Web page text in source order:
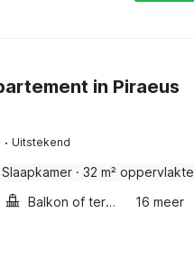
in Piraeus
· Uitstekend
Slaapkamer · 32 m² oppervlakte
Balkon of terras 16 meer